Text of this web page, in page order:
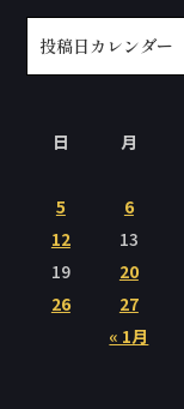
投稿日カレンダー
日
月
« 1月
5
6
12
13
19
20
26
27